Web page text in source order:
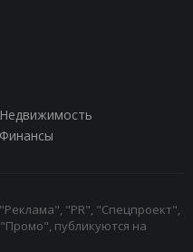
Недвижимость
Финансы
"PR", "Спецпроект",
публикуются на